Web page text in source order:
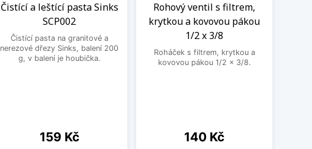
Čistící a leštící pasta Sinks
SCP002
Čistící pasta na granitové a
nerezové dřezy Sinks, balení 200
g, v balení je houbička.
Cena
159 Kč
Rohový ventil s filtrem,
krytkou a kovovou pákou
1/2 x 3/8
Roháček s filtrem, krytkou a
kovovou pákou 1/2 x 3/8.
Cena
140 Kč